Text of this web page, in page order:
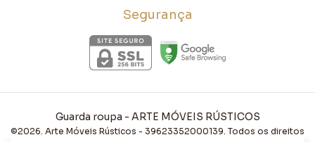
Segurança
Guarda roupa - ARTE MÓVEIS RÚSTICOS
©2026. Arte Móveis Rústicos - 39623352000139. Todos os direitos